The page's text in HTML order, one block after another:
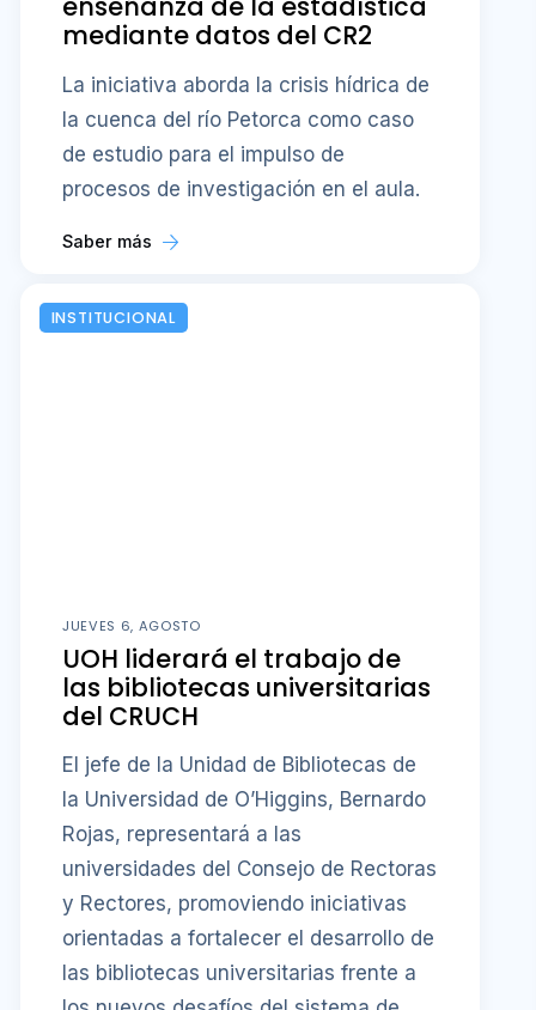
mediante datos del CR2
La iniciativa aborda la crisis hídrica de
la cuenca del río Petorca como caso
de estudio para el impulso de
procesos de investigación en el aula.
Saber más
INSTITUCIONAL
JUEVES 6, AGOSTO
UOH liderará el trabajo de
las bibliotecas universitarias
del CRUCH
El jefe de la Unidad de Bibliotecas de
la Universidad de O’Higgins, Bernardo
Rojas, representará a las
universidades del Consejo de Rectoras
y Rectores, promoviendo iniciativas
orientadas a fortalecer el desarrollo de
las bibliotecas universitarias frente a